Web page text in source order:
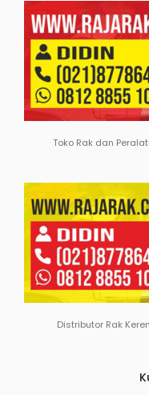
Toko Rak dan
Distributor Rak